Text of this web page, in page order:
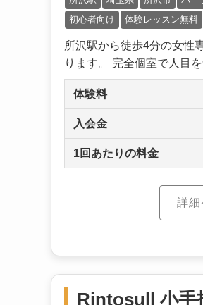
初心者向け
体験レッスン無料
所沢駅から徒歩4分の女性
ります。 完全個室で人目
体験料
入会金
1回あたりの料金
詳細
Rintosull 小手